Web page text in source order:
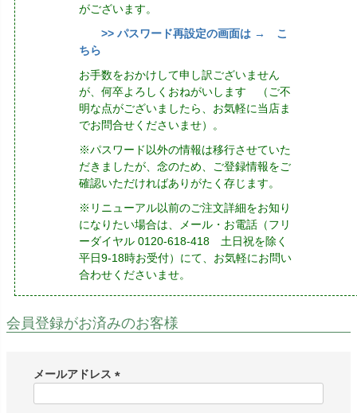
がございます。
>> パスワード再設定の画面は → こ
ちら
お手数をおかけして申し訳ございません
が、何卒よろしくおねがいします （ご不
明な点がございましたら、お気軽に当店ま
でお問合せくださいませ）。
※パスワード以外の情報は移行させていた
だきましたが、念のため、ご登録情報をご
確認いただければありがたく存じます。
※リニューアル以前のご注文詳細をお知り
になりたい場合は、メール・お電話（フリ
ーダイヤル 0120-618-418 土日祝を除く
平日9-18時お受付）にて、お気軽にお問い
合わせくださいませ。
会員登録がお済みのお客様
メールアドレス